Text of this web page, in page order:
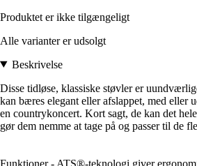
Produktet er ikke tilgængeligt
Alle varianter er udsolgt
Beskrivelse
Disse tidløse, klassiske støvler er
kan bæres elegant eller afslappet, med eller
en countrykoncert. Kort sagt, de kan det
gør dem nemme at tage på og passer til de
Funktioner - ATS®-teknologi giver